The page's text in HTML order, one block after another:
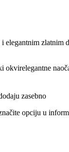
zlatnim
okvirelegantne
zasebno
opciju u